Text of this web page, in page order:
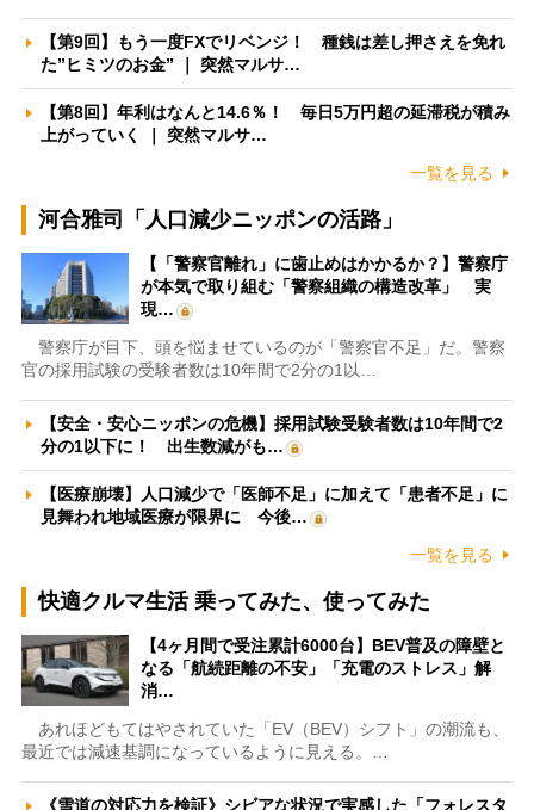
【第9回】もう一度FXでリベンジ！ 種銭は差し押さえを免れ
た”ヒミツのお金” ｜ 突然マルサ…
【第8回】年利はなんと14.6％！ 毎日5万円超の延滞税が積み
上がっていく ｜ 突然マルサ…
一覧を見る
河合雅司「人口減少ニッポンの活路」
【「警察官離れ」に歯止めはかかるか？】警察庁
が本気で取り組む「警察組織の構造改革」 実
現…
警察庁が目下、頭を悩ませているのが「警察官不足」だ。警察
官の採用試験の受験者数は10年間で2分の1以…
【安全・安心ニッポンの危機】採用試験受験者数は10年間で2
分の1以下に！ 出生数減がも…
【医療崩壊】人口減少で「医師不足」に加えて「患者不足」に
見舞われ地域医療が限界に 今後…
一覧を見る
快適クルマ生活 乗ってみた、使ってみた
【4ヶ月間で受注累計6000台】BEV普及の障壁と
なる「航続距離の不安」「充電のストレス」解
消…
あれほどもてはやされていた「EV（BEV）シフト」の潮流も、
最近では減速基調になっているように見える。…
《雪道の対応力を検証》シビアな状況で実感した「フォレスタ